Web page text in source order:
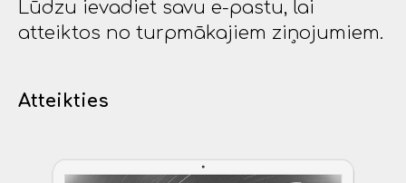
Lūdzu ievadiet savu e-pastu, lai
atteiktos no turpmākajiem ziņojumiem.
Atteikties